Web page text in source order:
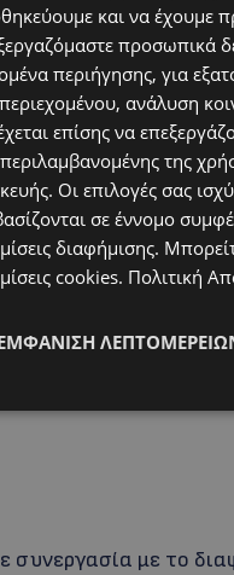
με το
και να έχουμε
προσωπικά
περιήγησης, για
ανάλυση
επίσης να
της
Οι επιλογές σας
σε έννομο
διαφήμισης.
cookies. Πολιτική